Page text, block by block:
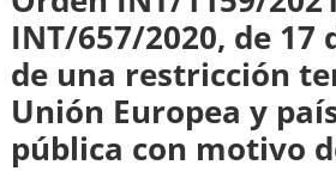
INT/657/2020, de
de una restricción
Unión Europea y
pública con motivo